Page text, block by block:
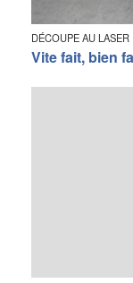
DÉCOUPE AU LASER
Vite fait, bien